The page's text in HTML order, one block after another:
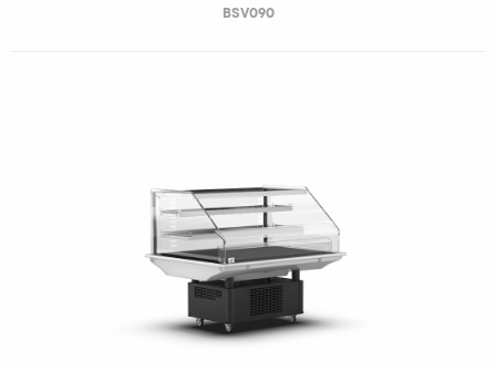
BSV090